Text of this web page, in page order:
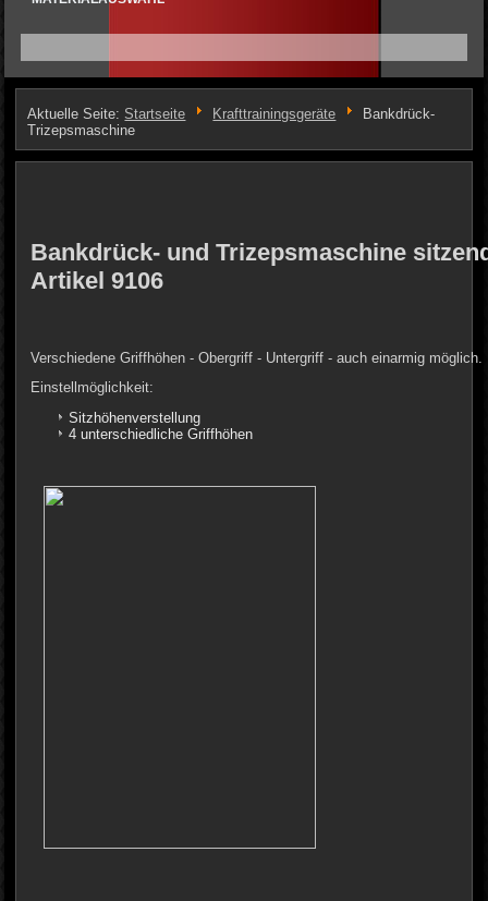
Aktuelle Seite:Startseite Krafttrainingsgeräte
Bankdrück-
Trizepsmaschine
Bankdrück- und Trizepsmaschine
Artikel 9106
Verschiedene Griffhöhen - Obergriff - Untergriff - auch einarmig möglich.
Einstellmöglichkeit:
Sitzhöhenverstellung
4 unterschiedliche Griffhöhen